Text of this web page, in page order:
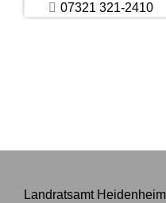
07321 321-2410
Landratsamt Heidenheim